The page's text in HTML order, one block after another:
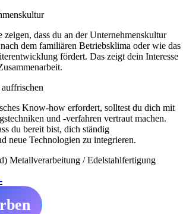
zeigen, dass du an der Unternehmenskultur
dem familiären Betriebsklima oder wie das
fördert. Das zeigt dein Interesse
auffrischen
Know-how erfordert, solltest du dich mit
und -verfahren vertraut machen.
du bereit bist, dich ständig
neue Technologien zu integrieren.
Metallverarbeitung / Edelstahlfertigung